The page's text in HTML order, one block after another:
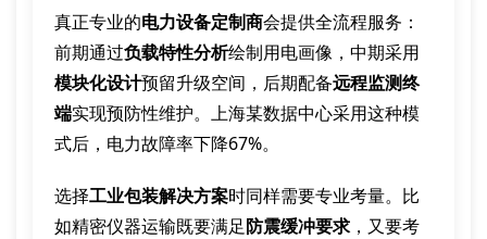
真正专业的电力设备定制商会提供全流程服务：
前期通过负载特性分析绘制用电画像，中期采用
模块化设计预留升级空间，后期配备远程监测终
端实现预防性维护。上海某数据中心采用这种模
式后，电力故障率下降67%。
选择工业包装解决方案时同样需要专业考量。比
如精密仪器运输既要满足防震缓冲要求，又要考